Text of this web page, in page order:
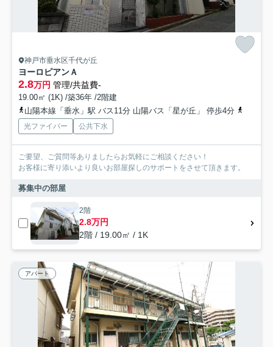
神戸市垂水区千代が丘
ヨーロピアンＡ
2.8万円 管理/共益費-
19.00㎡ (1K) /築36年 /2階建
山陽本線「垂水」駅 バス11分 山陽バス「星が丘」 停歩4分
光ファイバー 公共下水
ご要望、ご質問等ありましたらお気軽にご相談ください！
お客様に寄り添いより良いお部屋探しのサポートをさせて頂きます。
募集中の部屋
2階
2.8万円
2階 / 19.00㎡ / 1K
アパート